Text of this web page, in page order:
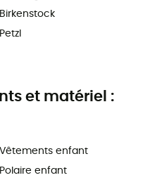
Birkenstock
Petzl
et matériel :
Vêtements enfant
Polaire enfant